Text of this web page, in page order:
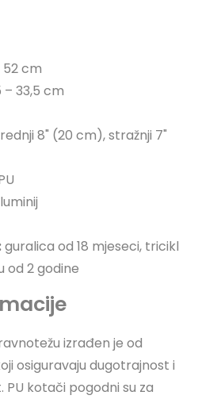
52 cm
– 33,5 cm
8" (20 cm), stražnji 7"
guralica od 18 mjeseci, tricikl
od 2 godine
izrađen je od
osiguravaju dugotrajnost i
kotači pogodni su za